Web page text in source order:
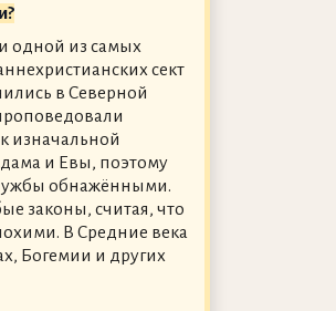
одной из самых
сект
в Северной
изначальной
и Евы, поэтому
обнажёнными.
законы, считая, что
В Средние века
Богемии и других